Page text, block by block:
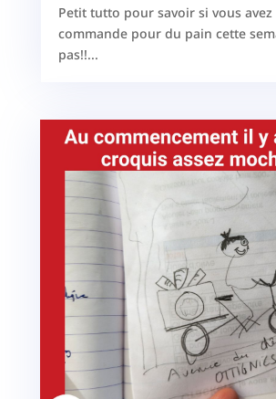
Petit tutto pour savoir si vous avez
commande pour du pain cette
pas!!...